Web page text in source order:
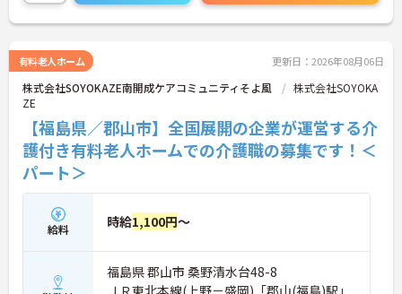
有料老人ホーム 更新日：2026年08月06日
株式会社SOYOKAZE南開成ケアコミュニティそよ風
株式会社SOYOKA
ZE
【福島県／郡山市】全国展開の企業が運営する介
護付き有料老人ホームでの介護職の募集です！＜
パート＞
給料 時給1,100円～
福島県 郡山市 桑野清水台48-8
ＪＲ東北本線(上野－盛岡)「郡山(福島)駅」